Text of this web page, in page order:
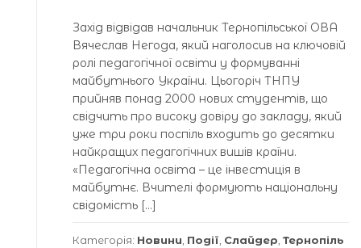
Захід відвідав начальник Тернопільської ОВА
Вячеслав Негода, який наголосив на ключовій
ролі педагогічної освіти у формуванні
майбутнього України. Цьогоріч ТНПУ
прийняв понад 2000 нових студентів, що
свідчить про високу довіру до закладу, який
уже три роки поспіль входить до десятки
найкращих педагогічних вишів країни.
«Педагогічна освіта – це інвестиція в
майбутнє. Вчителі формують національну
свідомість […]
Категорія: Новини Події Слайдер Тернопіль